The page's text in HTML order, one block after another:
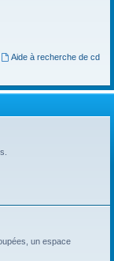
Aide à recherche de cd
un espace